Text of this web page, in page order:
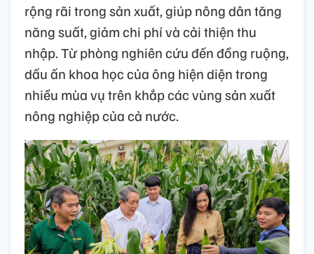
rộng rãi trong sản xuất, giúp nông dân tăng
năng suất, giảm chi phí và cải thiện thu
nhập. Từ phòng nghiên cứu đến đồng ruộng,
dấu ấn khoa học của ông hiện diện trong
nhiều mùa vụ trên khắp các vùng sản xuất
nông nghiệp của cả nước.